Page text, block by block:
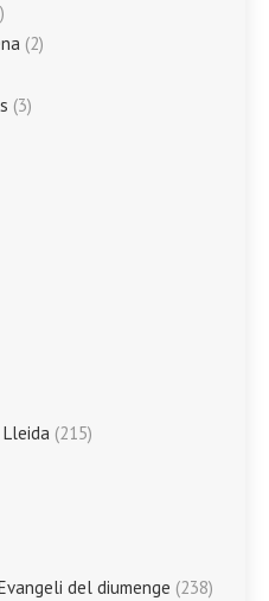
(2)
(3)
(215)
del diumenge (238)